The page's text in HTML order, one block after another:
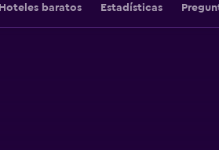
Hoteles baratos Estadísticas